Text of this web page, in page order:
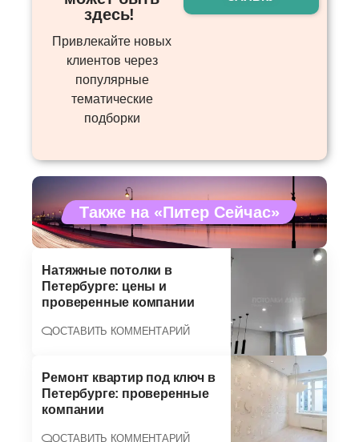
здесь! ​
Привлекайте новых
клиентов через
популярные
тематические
подборки
Также на «Питер Сейчас»
Натяжные потолки в
Петербурге: цены и
проверенные компании
ОСТАВИТЬ КОММЕНТАРИЙ
Ремонт квартир под ключ в
Петербурге: проверенные
компании
ОСТАВИТЬ КОММЕНТАРИЙ